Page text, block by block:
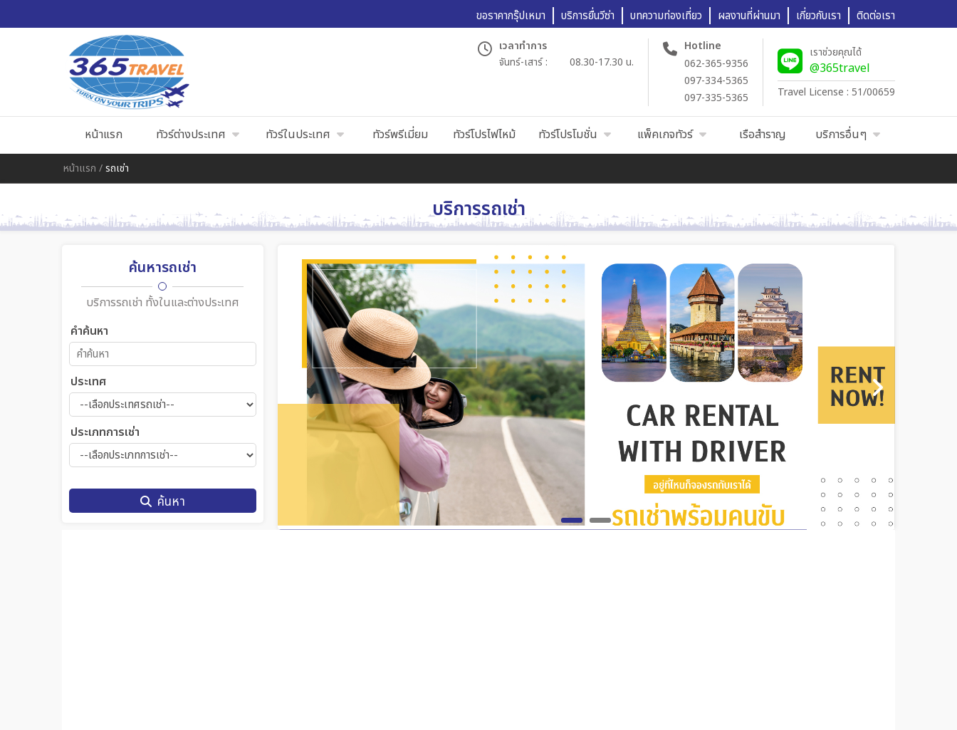
ขอราคากรุ๊ปเหมา บริการยื่นวีซ่า บทความท่องเที่ยว ผลงานที่ผ่านมา เกี่ยวกับเรา ติดต่อเรา
เวลาทำการ
จันทร์-เสาร์ :
08.30-17.30 น.
Hotline
062-365-9356
097-334-5365
097-335-5365
เราช่วยคุณได้
@365travel
Travel License : 51/00659
หน้าแรก ทัวร์ต่างประเทศ ทัวร์ในประเทศ ทัวร์พรีเมี่ยม ทัวร์โปรไฟไหม้ ทัวร์โปรโมชั่น แพ็คเกจทัวร์ เรือสำราญ บริการอื่นๆ
หน้าแรก /รถเช่า
บริการรถเช่า
ค้นหารถเช่า
บริการรถเช่า ทั้งในและต่างประเทศ
คำค้นหา
ประเทศ
ประเภทการเช่า
ค้นหา